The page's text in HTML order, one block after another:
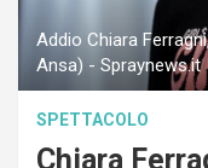
Addio Chiara
Ansa) - Spraynews.it
SPETTACOLO
Chiara